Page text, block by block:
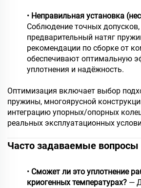
• Неправильная установка
Соблюдение точных
предварительный натяг
рекомендации по сборке от
обеспечивают оптимальную
уплотнения и надёжность.
Оптимизация включает выбор
пружины, многоярусной
интеграцию упорных/опорных
реальных эксплуатационных
Часто задаваемые вопросы
• Сможет ли это уплотнение
криогенных температурах? —